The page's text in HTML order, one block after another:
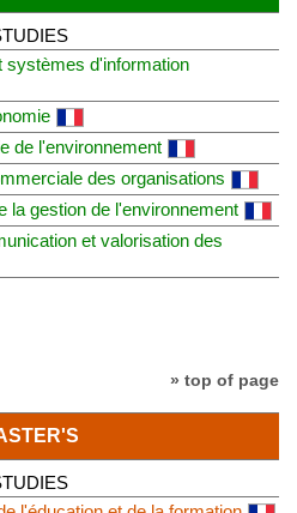
systèmes d'information
de l'environnement
des organisations
la gestion de l'environnement
et valorisation des
» top of page